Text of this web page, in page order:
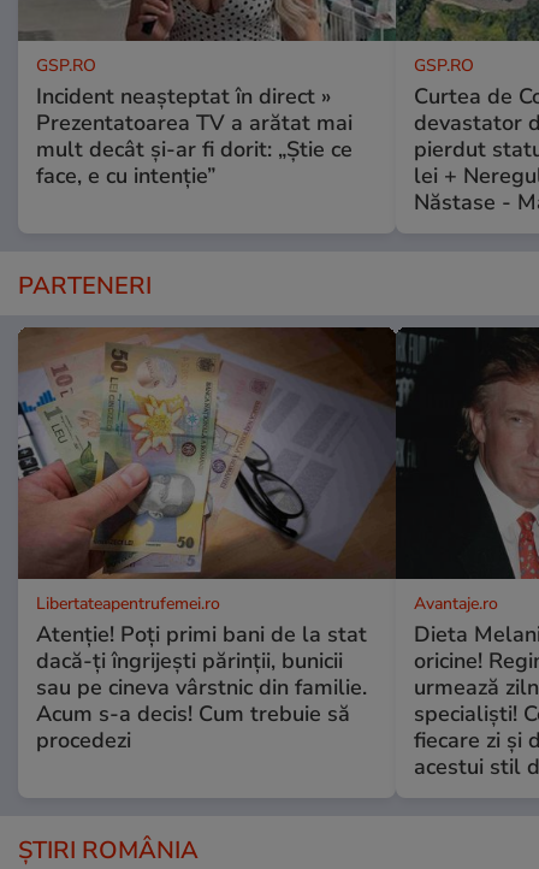
GSP.RO
Incident neașteptat în direct »
Prezentatoarea TV a arătat mai
mult decât și-ar fi dorit: „Știe ce
face, e cu intenție”
GSP.RO
Curtea de
devastator
pierdut
lei +
Năstase -
PARTENERI
Libertateapentrufemei.ro
Atenție! Poți primi bani de la stat
dacă-ți îngrijești părinții, bunicii
sau pe cineva vârstnic din familie.
Acum s-a decis! Cum trebuie să
procedezi
Avantaje.ro
Dieta
oricine!
urmează
specialiști!
fiecare zi și
acestui stil
ȘTIRI ROMÂNIA